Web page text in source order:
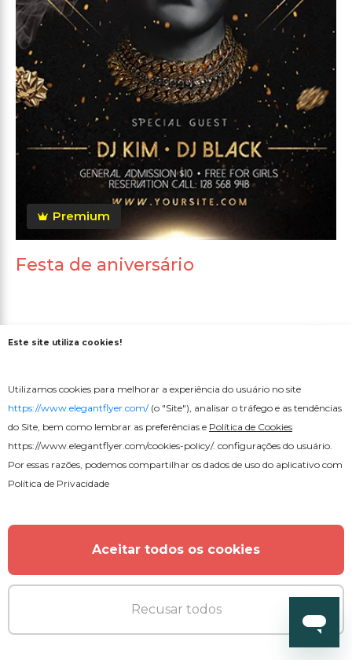
Premium
Festa de aniversário
Este site utiliza cookies!
Utilizamos cookies para melhorar a experiência do usuário no site
https://www.elegantflyer.com/(o "Site"), analisar o tráfego e as tendências
do Site, bem como lembrar as preferências e Política de Cookies
https://www.elegantflyer.com/cookies-policy/. configurações do usuário.
Por essas razões, podemos compartilhar os dados de uso do aplicativo com
Política de Privacidade
Aceitar todos os cookies
Recusar todos